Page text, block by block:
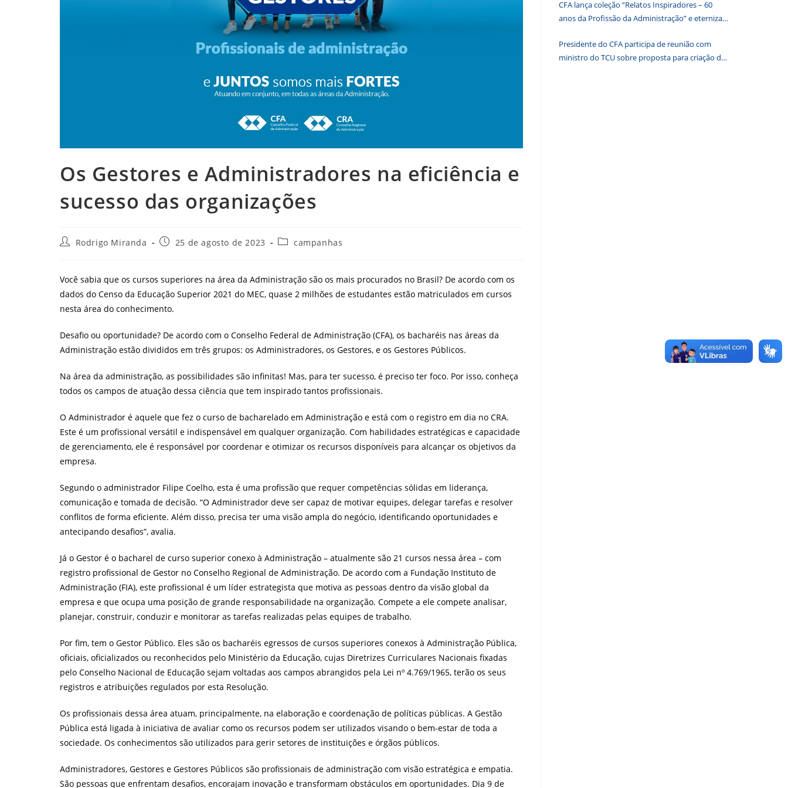
Os Gestores e Administradores na eficiência e
sucesso das organizações
AutorRodrigo Miranda
Post25 de agosto de 2023
Categoria
campanhas
Você sabia que os cursos superiores na área da Administração são os mais procurados no Brasil? De acordo com os
dados do Censo da Educação Superior 2021 do MEC, quase 2 milhões de estudantes estão matriculados em cursos
nesta área do conhecimento.
Desafio ou oportunidade? De acordo com o Conselho Federal de Administração (CFA), os bacharéis nas áreas da
Administração estão divididos em três grupos: os Administradores, os Gestores, e os Gestores Públicos.
Na área da administração, as possibilidades são infinitas! Mas, para ter sucesso, é preciso ter foco. Por isso, conheça
todos os campos de atuação dessa ciência que tem inspirado tantos profissionais.
O Administrador é aquele que fez o curso de bacharelado em Administração e está com o registro em dia no CRA.
Este é um profissional versátil e indispensável em qualquer organização. Com habilidades estratégicas e capacidade
de gerenciamento, ele é responsável por coordenar e otimizar os recursos disponíveis para alcançar os objetivos da
empresa.
Segundo o administrador Filipe Coelho, esta é uma profissão que requer competências sólidas em liderança,
comunicação e tomada de decisão. “O Administrador deve ser capaz de motivar equipes, delegar tarefas e resolver
conflitos de forma eficiente. Além disso, precisa ter uma visão ampla do negócio, identificando oportunidades e
antecipando desafios”, avalia.
Já o Gestor é o bacharel de curso superior conexo à Administração – atualmente são 21 cursos nessa área – com
registro profissional de Gestor no Conselho Regional de Administração. De acordo com a Fundação Instituto de
Administração (FIA), este profissional é um líder estrategista que motiva as pessoas dentro da visão global da
empresa e que ocupa uma posição de grande responsabilidade na organização. Compete a ele compete analisar,
planejar, construir, conduzir e monitorar as tarefas realizadas pelas equipes de trabalho.
Por fim, tem o Gestor Público. Eles são os bacharéis egressos de cursos superiores conexos à Administração Pública,
oficiais, oficializados ou reconhecidos pelo Ministério da Educação, cujas Diretrizes Curriculares Nacionais fixadas
pelo Conselho Nacional de Educação sejam voltadas aos campos abrangidos pela Lei nº 4.769/1965, terão os seus
registros e atribuições regulados por esta Resolução.
Os profissionais dessa área atuam, principalmente, na elaboração e coordenação de políticas públicas. A Gestão
Pública está ligada à iniciativa de avaliar como os recursos podem ser utilizados visando o bem-estar de toda a
sociedade. Os conhecimentos são utilizados para gerir setores de instituições e órgãos públicos.
Administradores, Gestores e Gestores Públicos são profissionais de administração com visão estratégica e empatia.
São pessoas que enfrentam desafios, encorajam inovação e transformam obstáculos em oportunidades. Dia 9 de
CFA lança coleção “Relatos Inspiradores – 60
anos da Profissão da Administração” e eterniza
Presidente do CFA participa de reunião com
ministro do TCU sobre proposta para criação de